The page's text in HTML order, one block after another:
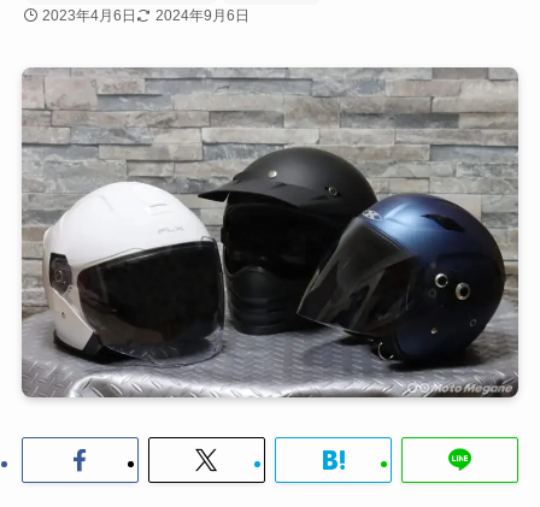
2023年4月6日 2024年9月6日